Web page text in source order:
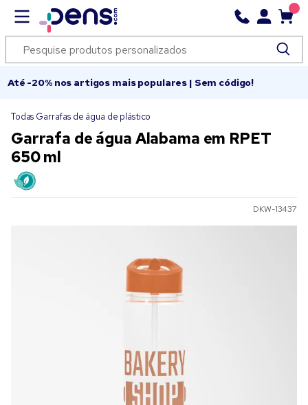
Até -20% nos artigos mais populares | Sem código!
Todas Garrafas de água de plástico
Garrafa de água Alabama em RPET
650 ml
DKW-13437